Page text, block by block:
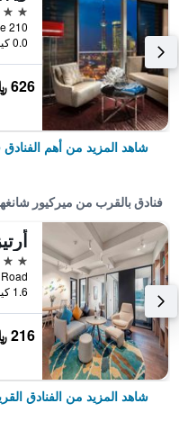
5 نجوم
0.0 كيلومتر عن وسط المدينة
626 ﷼
شاهد المزيد من أهم
فنادق بالقرب من ميركيور
5 نجوم
1.6 كيلومتر عن وسط المدينة
216 ﷼
شاهد المزيد من الفنادق